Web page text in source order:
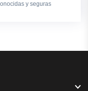
y seguras